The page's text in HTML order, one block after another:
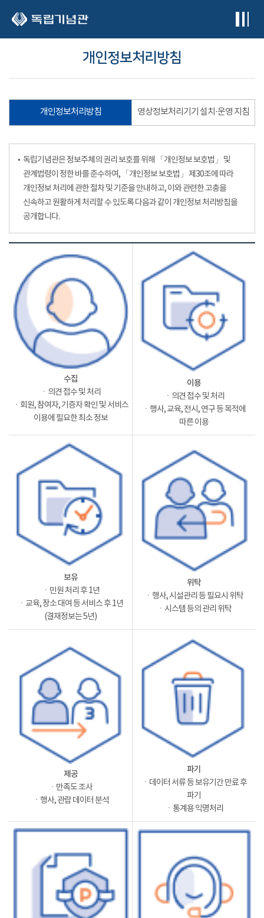
개인정보처리방침
개인정보처리방침 영상정보처리기기 설치·운영 지침
독립기념관은 정보주체의 권리 보호를 위해 「개인정보 보호법」 및
관계법령이 정한 바를 준수하여, 「개인정보 보호법」 제30조에 따라
개인정보 처리에 관한 절차 및 기준을 안내하고, 이와 관련한 고충을
신속하고 원활하게 처리할 수 있도록 다음과 같이 개인정보 처리방침을
공개합니다.
수집
ㆍ의견 접수 및 처리
ㆍ회원, 참여자, 기증자 확인 및 서비스
이용에 필요한 최소 정보
이용
ㆍ의견 접수 및 처리
ㆍ행사, 교육, 전시, 연구 등 목적에
따른 이용
보유
ㆍ민원 처리 후 1년
ㆍ교육, 장소 대여 등 서비스 후 1년
(결재정보는 5년)
위탁
ㆍ행사, 시설관리 등 필요시 위탁
ㆍ시스템 등의 관리 위탁
제공
ㆍ만족도 조사
ㆍ행사, 관람 데이터 분석
파기
ㆍ데이터 서류 등 보유기간 만료 후
파기
ㆍ통계용 익명처리